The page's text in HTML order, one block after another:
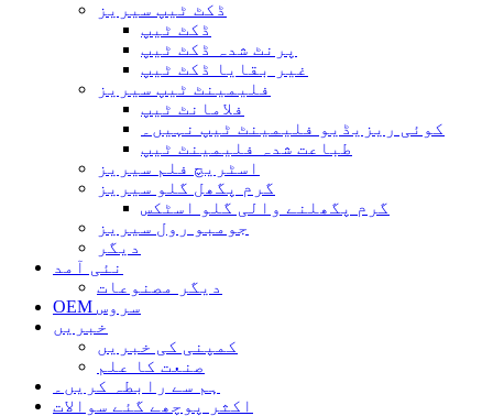
ڈکٹ ٹیپ سیریز
ڈکٹ ٹیپ
پرنٹ شدہ ڈکٹ ٹیپ
غیر بقایا ڈکٹ ٹیپ
فلیمینٹ ٹیپ سیریز
فلامانٹ ٹیپ
کوئی ریزیڈیو فلیمینٹ ٹیپ نہیں۔
طباعت شدہ فلیمینٹ ٹیپ
اسٹریچ فلم سیریز
گرم پگھل گلو سیریز
گرم پگھلنے والی گلو اسٹکس
جومبو رول سیریز
دیگر
نئی آمد
دیگر مصنوعات
OEM سروس
خبریں
کمپنی کی خبریں
صنعت کا علم
ہم سے رابطہ کریں۔
اکثر پوچھے گئے سوالات